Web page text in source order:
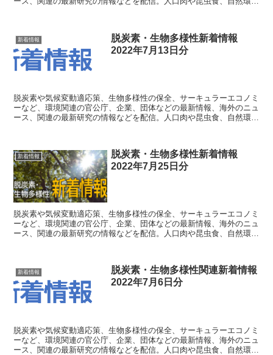
新着情報
脱炭素・生物多様性新着情報
2022年7月13日分
脱炭素や気候変動適応策、生物多様性の保全、サーキュラーエコノミ
ーなど、環境関連の官公庁、企業、団体などの最新情報、海外のニュ
ース、関連の最新研究の情報などを配信。人口肉や昆虫食、自然環境
新着情報
脱炭素・生物多様性新着情報
2022年7月25日分
脱炭素や気候変動適応策、生物多様性の保全、サーキュラーエコノミ
ーなど、環境関連の官公庁、企業、団体などの最新情報、海外のニュ
ース、関連の最新研究の情報などを配信。人口肉や昆虫食、自然環境
新着情報
脱炭素・生物多様性関連新着情報
2022年7月6日分
脱炭素や気候変動適応策、生物多様性の保全、サーキュラーエコノミ
ーなど、環境関連の官公庁、企業、団体などの最新情報、海外のニュ
ース、関連の最新研究の情報などを配信。人口肉や昆虫食、自然環境